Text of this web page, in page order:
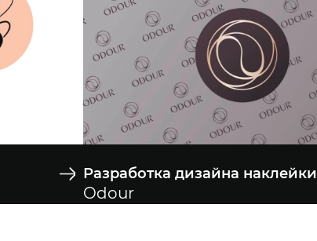
Разработка дизайна наклейки
Odour